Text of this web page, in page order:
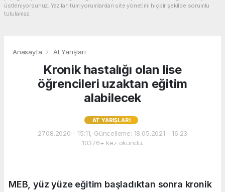
üstleniyorsunuz. Yazılan tüm yorumlardan site yönetimi hiçbir şekilde sorumlu
tutulamaz.
Anasayfa At Yarışları
Kronik hastalığı olan lise
öğrencileri uzaktan eğitim
alabilecek
AT YARIŞLARI
27.08.2020 - 15:11, Güncelleme: 18.05.2021 - 16:23
10376+ kez okundu.
MEB, yüz yüze eğitim başladıktan sonra kronik